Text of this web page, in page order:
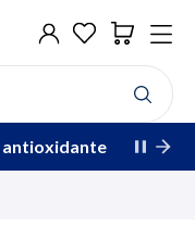
antioxidante